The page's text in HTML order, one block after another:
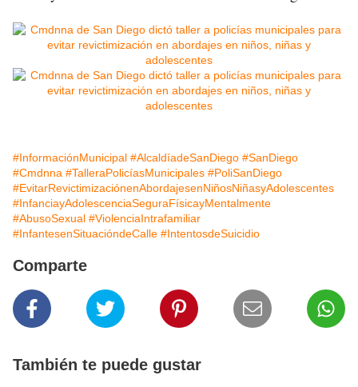
#InformaciónMunicipal #AlcaldíadeSanDiego #SanDiego
#Cmdnna #TalleraPolicíasMunicipales #PoliSanDiego
#EvitarRevictimizaciónenAbordajesenNiñosNiñasyAdolescentes
#InfanciayAdolescenciaSeguraFísicayMentalmente
#AbusoSexual #ViolenciaIntrafamiliar
#InfantesenSituacióndeCalle #IntentosdeSuicidio
Comparte
También te puede gustar